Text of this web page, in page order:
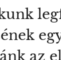
az